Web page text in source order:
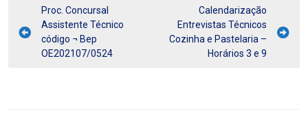
Proc. Concursal
Assistente Técnico
código ¬ Bep
OE202107/0524
Calendarização
Entrevistas Técnicos
Cozinha e Pastelaria –
Horários 3 e 9